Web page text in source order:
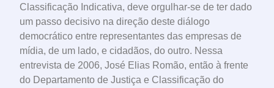
Classificação Indicativa, deve orgulhar-se de ter dado
um passo decisivo na direção deste diálogo
democrático entre representantes das empresas de
mídia, de um lado, e cidadãos, do outro. Nessa
entrevista de 2006, José Elias Romão, então à frente
do Departamento de Justiça e Classificação do